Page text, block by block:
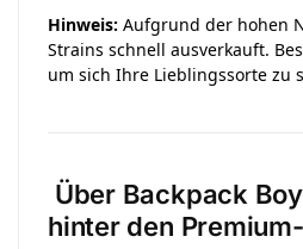
Hinweis: Aufgrund der hohen
Strains schnell ausverkauft.
um sich Ihre Lieblingssorte zu
Über Backpack
hinter den